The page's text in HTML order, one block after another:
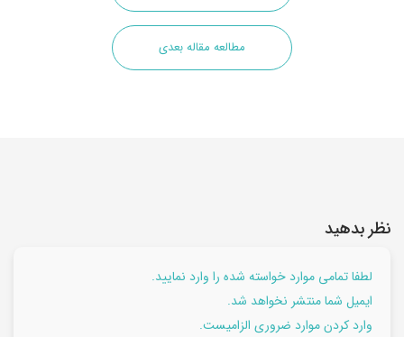
مطالعه مقاله بعدی
نظر بدهید
لطفا تمامی موارد خواسته شده را وارد نمایید.
ایمیل شما منتشر نخواهد شد.
وارد کردن موارد ضروری الزامیست.